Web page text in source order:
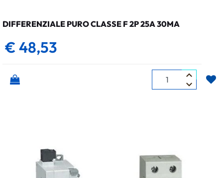
DIFFERENZIALE PURO CLASSE F 2P 25A 30MA
€ 48,53
Quantità